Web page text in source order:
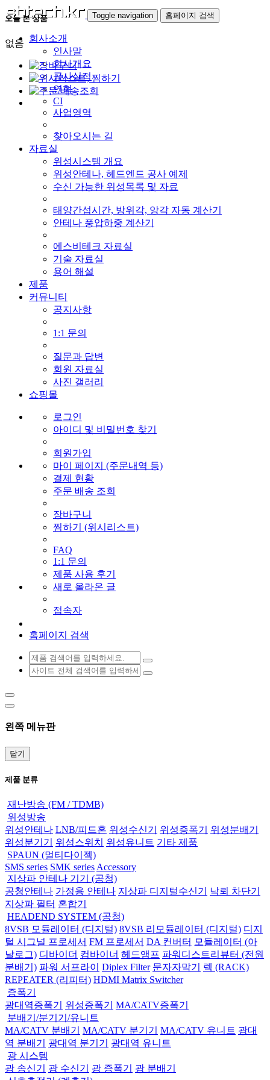
Toggle navigation 홈페이지 검색
회사소개
인사말
회사개요
공사실적
연혁
CI
사업영역
찾아오시는 길
자료실
위성시스템 개요
위성안테나, 헤드엔드 공사 예제
수신 가능한 위성목록 및 자료
태양간섭시간, 방위각, 앙각 자동 계산기
안테나 풍압하중 계산기
에스비테크 자료실
기술 자료실
용어 해설
제품
커뮤니티
공지사항
1:1 문의
질문과 답변
회원 자료실
사진 갤러리
쇼핑몰
로그인
아이디 및 비밀번호 찾기
회원가입
마이 페이지 (주문내역 등)
결제 현황
주문 배송 조회
장바구니
찜하기 (위시리스트)
FAQ
1:1 문의
제품 사용 후기
새로 올라온 글
접속자
홈페이지 검색
왼쪽 메뉴판
닫기
제품 분류
재난방송 (FM / TDMB)
위성방송
위성안테나 LNB/피드혼 위성수신기 위성증폭기
위성분배기
위성분기기
위성스위치 위성유니트 기타 제품
SPAUN (멀티다이젝)
SMS series SMK series Accessory
지상파 안테나 기기 (공청)
공청안테나 가정용 안테나 지상파 디지털수신기
낙뢰 차단기
지상파 필터 혼합기
HEADEND SYSTEM (공청)
8VSB 모듈레이터 (디지털) 8VSB 리모듈레이터 (디지털) 디지
털 시그널 프로세서 FM 프로세서 DA 컨버터 모듈레이터 (아
날로그) 디바이더 컴바이너 헤드앰프 파워디스트리뷰터 (전원
분배기) 파워 서프라이 Diplex Filter 문자자막기
렉 (RACK)
REPEATER (리피터) HDMI Matrix Switcher
증폭기
광대역증폭기
위성증폭기
MA/CATV증폭기
분배기/분기기/유니트
MA/CATV 분배기
MA/CATV 분기기 MA/CATV 유니트 광대
역 분배기
광대역 분기기
광대역 유니트
광 시스템
광 송신기
광 수신기 광 증폭기
광 분배기
오늘 본 상품
없음